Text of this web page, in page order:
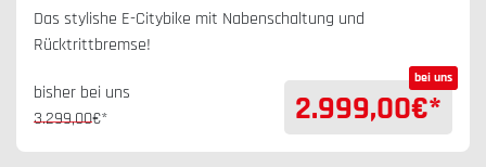
Das stylishe E-Citybike mit Nabenschaltung und
Rücktrittbremse!
bisher bei uns
3.299,00€*
bei uns
2.999,00€*